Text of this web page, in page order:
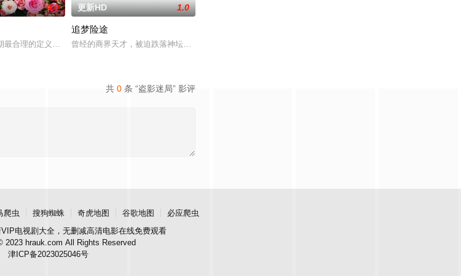
善楷模张彦杰老师的故事改编，通
建乐队追求自己的音乐梦想，并走出了困住他的亲情隔阂，和父亲和解
4.0
最合理的定义，它是梦开始的地方，没有深思熟虑，只有最单纯的坚定，然而，在这个充满意外的年纪，未来
更新HD 1.0
追梦险途
曾经的商界天才，被迫跌落神坛。被那微不足道的成就麻醉过后他该如何面对现实，能改变他的命运的是谁？
共 0 条 “盗影迷局” 影评
爬虫 搜狗蜘蛛 奇虎地图 谷歌地图
必应爬虫
电视剧大全，无删减高清电影在线免费观看
2023 hrauk.com All Rights Reserved
津ICP备2023025046号